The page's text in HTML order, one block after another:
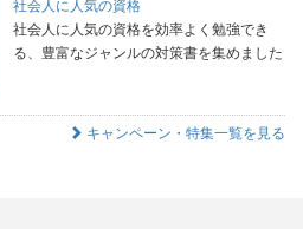
社会人に人気の資格
社会人に人気の資格を効率よく勉強でき
る、豊富なジャンルの対策書を集めました
キャンペーン・特集一覧を見る